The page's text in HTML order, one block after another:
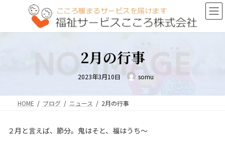
ン
プ
ー
動
2月の行事
2023年3月10日 somu
HOME ブログ ニュース 2月の行事
２月と言えば、節分。鬼はそと、福はうち～